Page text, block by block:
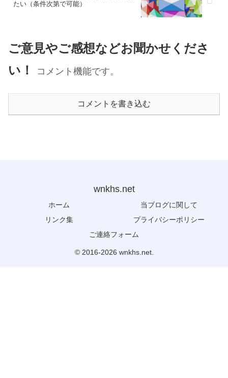
たい（条件次第で可能）
ご意見やご感想などお聞かせくださ
い！
コメント機能です。
コメントを書き込む
wnkhs.net
ホーム
当ブログに関して
リンク集
プライバシーポリシー
ご連絡フォーム
© 2016-2026 wnkhs.net.